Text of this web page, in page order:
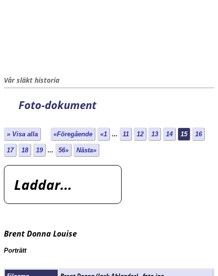
Vår släkt historia
Foto-dokument
» Visa alla «Föregående «1 ... 11 12 13 14 15 16
17 18 19 ... 56» Nästa»
Laddar...
Brent Donna Louise
Porträtt